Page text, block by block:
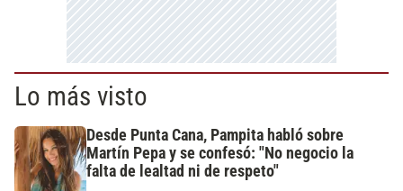
Lo más visto
Desde Punta Cana, Pampita habló sobre
Martín Pepa y se confesó: "No negocio la
falta de lealtad ni de respeto"